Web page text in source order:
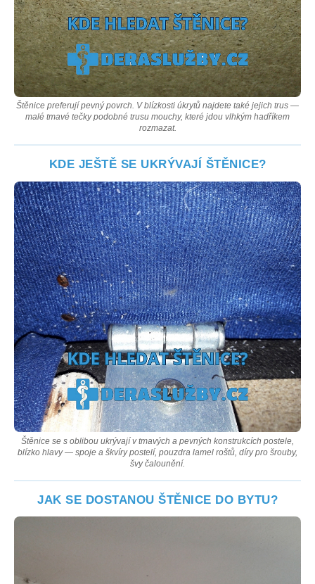
Štěnice preferují pevný povrch. V blízkosti úkrytů najdete také jejich trus —
malé tmavé tečky podobné trusu mouchy, které jdou vlhkým hadříkem
rozmazat.
KDE JEŠTĚ SE UKRÝVAJÍ ŠTĚNICE?
Štěnice se s oblibou ukrývají v tmavých a pevných konstrukcích postele,
blízko hlavy — spoje a škvíry postelí, pouzdra lamel roštů, díry pro šrouby,
švy čalounění.
JAK SE DOSTANOU ŠTĚNICE DO BYTU?